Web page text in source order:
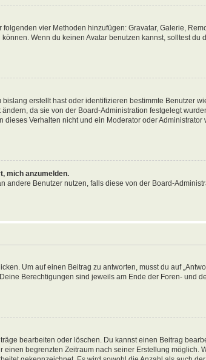
vier Methoden hinzufügen: Gravatar, Galerie,
Wenn du keinen Avatar benutzen kannst, solltest du
erstellt hast oder identifizieren bestimmte Benutzer
da sie von der Board-Administration festgelegt
Verhalten nicht und ein Moderator oder Administrator
mich anzumelden.
andere Benutzer nutzen, falls diese von der Board-
Um auf einen Beitrag zu antworten, musst du auf
Berechtigungen sind jeweils am Ende der Foren- und
bearbeiten oder löschen. Du kannst einen Beitrag
begrenzten Zeitraum nach seiner Erstellung möglich.